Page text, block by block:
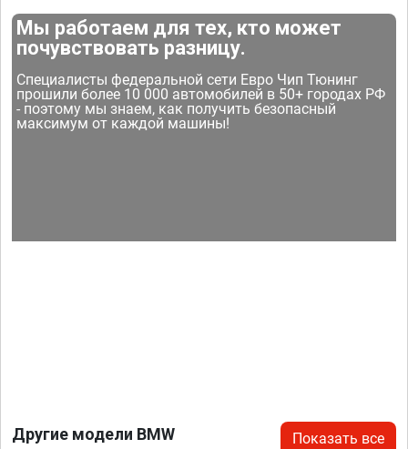
Мы работаем для тех, кто может
почувствовать разницу.
Специалисты федеральной сети Евро Чип Тюнинг
прошили более 10 000 автомобилей в 50+ городах РФ
- поэтому мы знаем, как получить безопасный
максимум от каждой машины!
Другие модели BMW Показать все